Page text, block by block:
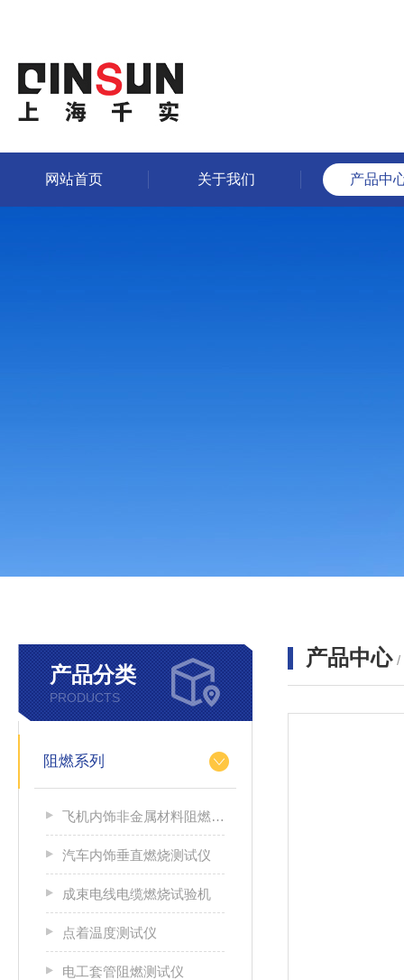
网站首页 关于我们 产品中
产品分类
PRODUCTS
阻燃系列
飞机内饰非金属材料阻燃性能测试仪
汽车内饰垂直燃烧测试仪
成束电线电缆燃烧试验机
点着温度测试仪
电工套管阻燃测试仪
产品中心 /